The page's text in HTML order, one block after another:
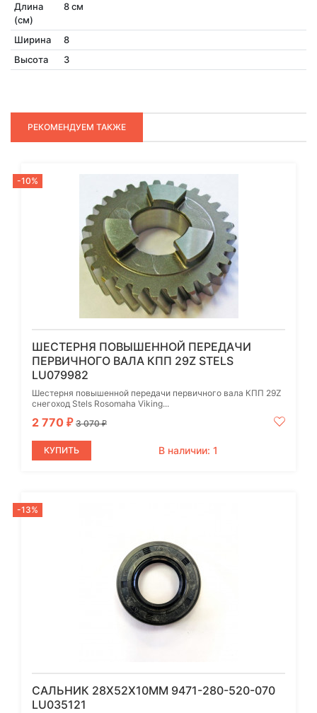
Длина
(см)
8 см
Ширина
8
Высота
3
РЕКОМЕНДУЕМ ТАКЖЕ
-10%
ШЕСТЕРНЯ ПОВЫШЕННОЙ ПЕРЕДАЧИ
ПЕРВИЧНОГО ВАЛА КПП 29Z STELS
LU079982
Шестерня повышенной передачи первичного вала КПП 29Z
снегоход Stels Rosomaha Viking...
2 770 ₽ 3 070₽
КУПИТЬ В наличии: 1
-13%
САЛЬНИК 28Х52Х10ММ 9471-280-520-070
LU035121